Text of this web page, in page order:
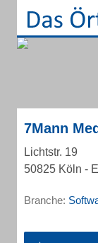
7Mann
Lichtstr. 19
50825 Köln -
Branche: